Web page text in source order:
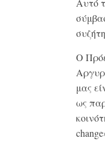
Αυτό
Ο
μας
ως